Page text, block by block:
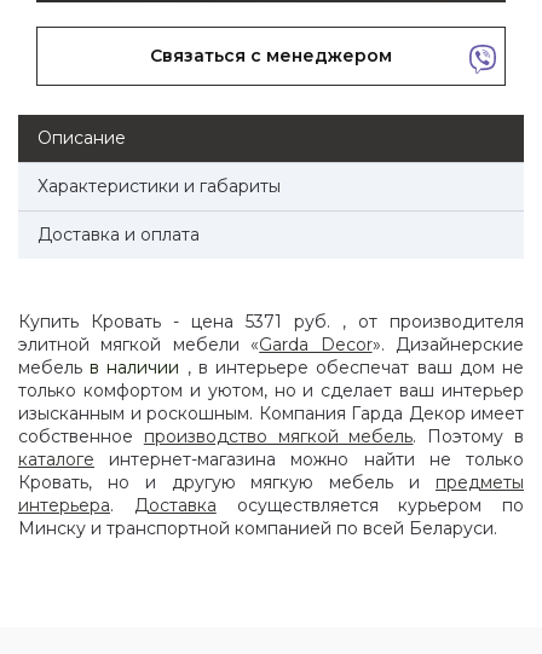
Связаться с менеджером
Описание
Характеристики и габариты
Доставка и оплата
Купить Кровать - цена 5371 руб. , от производителя
элитной мягкой мебели «Garda Decor». Дизайнерские
мебель в наличии , в интерьере обеспечат ваш дом не
только комфортом и уютом, но и сделает ваш интерьер
изысканным и роскошным. Компания Гарда Декор имеет
собственное производство мягкой мебель. Поэтому в
каталоге интернет-магазина можно найти не только
Кровать, но и другую мягкую мебель и предметы
интерьера. Доставка осуществляется курьером по
Минску и транспортной компанией по всей Беларуси.